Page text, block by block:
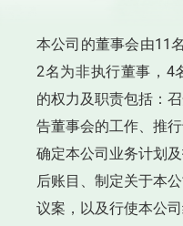
本公司的董事会由11
2名为非执行董事，4
的权力及职责包括：
告董事会的工作、推
确定本公司业务计划
后账目、制定关于本
议案，以及行使本公